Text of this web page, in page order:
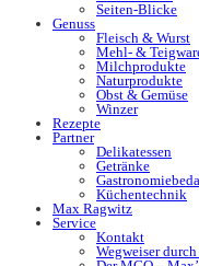
Seiten-Blicke
Genuss
Fleisch & Wurst
Mehl- &
Milchprodukte
Naturprodukte
Obst & Gemüse
Winzer
Rezepte
Partner
Delikatessen
Getränke
Küchentechnik
Max Ragwitz
Service
Kontakt
Wegweiser